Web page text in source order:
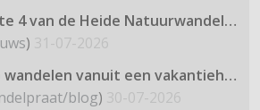
Route 4 van de Heide Natuurwandel4daagse: De Brunssummerheide
) 31-07-2026
Solo wandelen vanuit een vakantiehuis in het bos. Deze Nederlandse gebieden zijn in juli en augustus nog stil
blog) 30-07-2026